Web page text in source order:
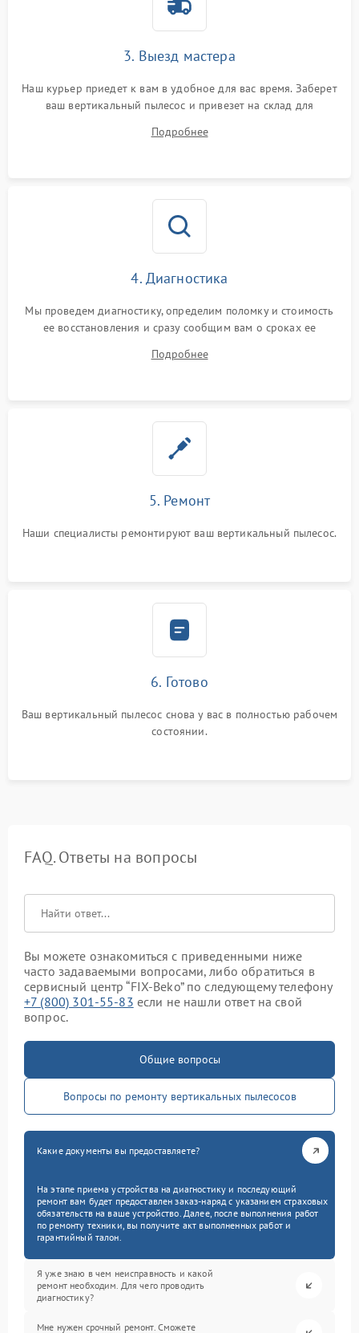
3. Выезд мастера
Наш курьер приедет к вам в удобное для вас время. Заберет
ваш вертикальный пылесос и привезет на склад для
Подробнее
4. Диагностика
Мы проведем диагностику, определим поломку и стоимость
ее восстановления и сразу сообщим вам о сроках ее
Подробнее
5. Ремонт
Наши специалисты ремонтируют ваш вертикальный пылесос.
6. Готово
Ваш вертикальный пылесос снова у вас в полностью рабочем
состоянии.
FAQ. Ответы на вопросы
Вы можете ознакомиться с приведенными ниже
часто задаваемыми вопросами, либо обратиться в
сервисный центр “FIX-Beko” по следующему телефону
+7 (800) 301-55-83 если не нашли ответ на свой
вопрос.
Общие вопросы
Вопросы по ремонту вертикальных пылесосов
Какие документы вы предоставляете?
На этапе приема устройства на диагностику и последующий
ремонт вам будет предоставлен заказ-наряд с указанием страховых
обязательств на ваше устройство. Далее, после выполнения работ
по ремонту техники, вы получите акт выполненных работ и
гарантийный талон.
Я уже знаю в чем неисправность и какой
ремонт необходим. Для чего проводить
диагностику?
Мне нужен срочный ремонт. Сможете